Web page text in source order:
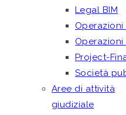
Legal BIM
Operazioni
Project-
Società
Aree di attività
giudiziale